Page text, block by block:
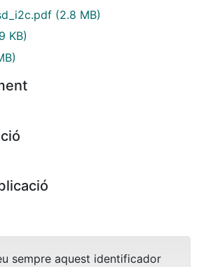
(2.8 MB)
KB)
sempre aquest identificador